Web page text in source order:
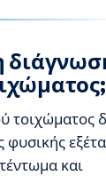
τοιχώματος
φυσικής
και